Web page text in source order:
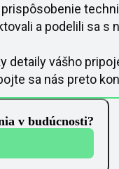
a podelili sa
detaily vášho
sa nás preto
v budúcnosti?